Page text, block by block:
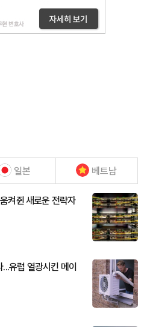
일본 베트남
켜쥔 새로운 전략자
유럽 열광시킨 메이